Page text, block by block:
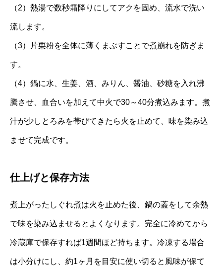
（2）熱湯で数秒霜降りにしてアクを固め、流水で洗い
流します。
（3）片栗粉を全体に薄くまぶすことで煮崩れを防ぎま
す。
（4）鍋に水、生姜、酒、みりん、醤油、砂糖を入れ沸
騰させ、血合いを加えて中火で30～40分煮込みます。煮
汁が少しとろみを帯びてきたら火を止めて、味を染み込
ませて完成です。
仕上げと保存方法
煮上がったしぐれ煮は火を止めた後、鍋の蓋をして余熱
で味を染み込ませるとよくなります。完全に冷めてから
冷蔵庫で保存すれば1週間ほど持ちます。冷凍する場合
は小分けにし、約1ヶ月を目安に使い切ると風味が保て